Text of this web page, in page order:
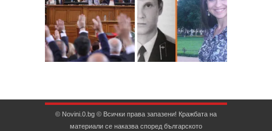
© Novini.0.bg © Всички права запазени! Кражбата на
материали се наказва според българското